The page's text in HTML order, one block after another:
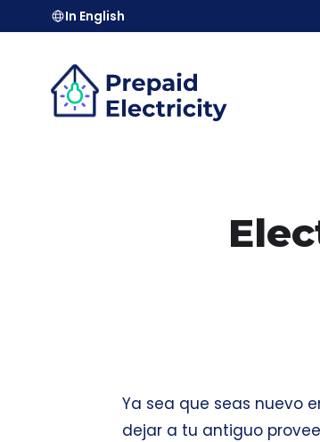
In English
Ya sea que seas nuevo
dejar a tu antiguo